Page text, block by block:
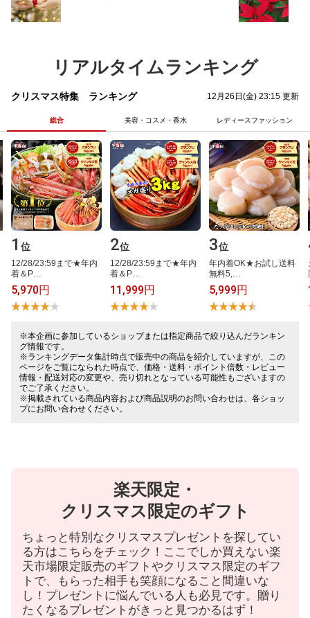
リアルタイムランキング
クリスマス特集 ランキング 12月26日(金) 23:15 更新
総合 美容・コスメ・香水 レディースファッション
1 位
1​2​/​2​8​/​2​3​:​5​9​ま​で​★​年​内​
着​＆​P​…
5,970円
2位
1​2​/​2​8​/​2​3​:​5​9​ま​で​★​年​内​
着​＆​P​…
11,999円
3位
年​内​着​O​K​★​お​試​し​送​料​
無​料​5​,​…
5,999円
※本企画に参加しているショップまたは指定商品で絞り込んだランキン
グ情報です。
※ランキングデータ集計時点で販売中の商品を紹介していますが、この
ページをご覧になられた時点で、価格・送料・ポイント倍数・レビュー
情報・配送対応の変更や、売り切れとなっている可能性もございますの
でご了承ください。
※掲載されている商品内容および商品説明のお問い合わせは、各ショッ
プにお問い合わせください。
楽天限定・
クリスマス限定のギフト
ちょっと特別なクリスマスプレゼントを探してい
る方はこちらをチェック！ここでしか買えない楽
天市場限定販売のギフトやクリスマス限定のギフ
トで、もらった相手も笑顔になること間違いな
し！プレゼントに悩んでいる人も必見です。贈り
たくなるプレゼントがきっと見つかるはず！